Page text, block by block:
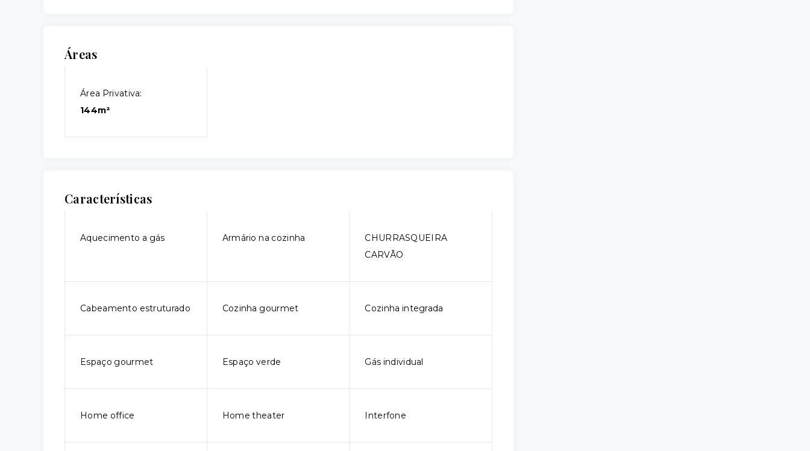
Áreas
Área Privativa:
144m²
Características
Aquecimento a gás Armário na cozinha
CHURRASQUEIRA
CARVÃO
Cabeamento estruturado Cozinha gourmet Cozinha integrada
Espaço gourmet Espaço verde Gás individual
Home office Home theater Interfone